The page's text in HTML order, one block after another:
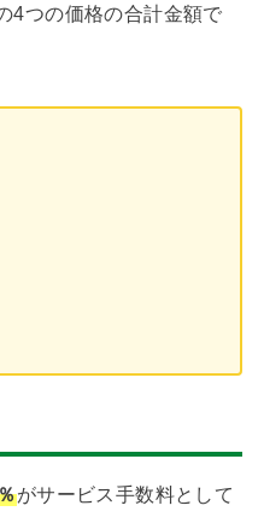
4つの価格の合計金額で
がサービス手数料として